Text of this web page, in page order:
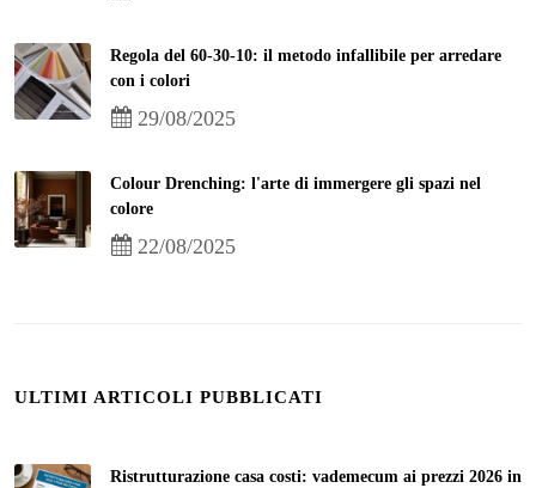
Regola del 60-30-10: il metodo infallibile per arredare
con i colori
29/08/2025
Colour Drenching: l'arte di immergere gli spazi nel
colore
22/08/2025
ULTIMI ARTICOLI PUBBLICATI
Ristrutturazione casa costi: vademecum ai prezzi 2026 in